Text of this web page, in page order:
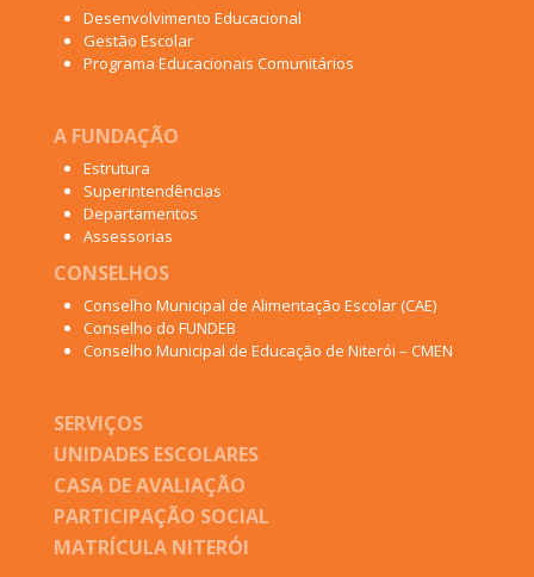
Desenvolvimento Educacional
Gestão Escolar
Programa Educacionais Comunitários
A FUNDAÇÃO
Estrutura
Superintendências
Departamentos
Assessorias
CONSELHOS
Conselho Municipal de Alimentação Escolar (CAE)
Conselho do FUNDEB
Conselho Municipal de Educação de Niterói – CMEN
SERVIÇOS
UNIDADES ESCOLARES
CASA DE AVALIAÇÃO
PARTICIPAÇÃO SOCIAL
MATRÍCULA NITERÓI